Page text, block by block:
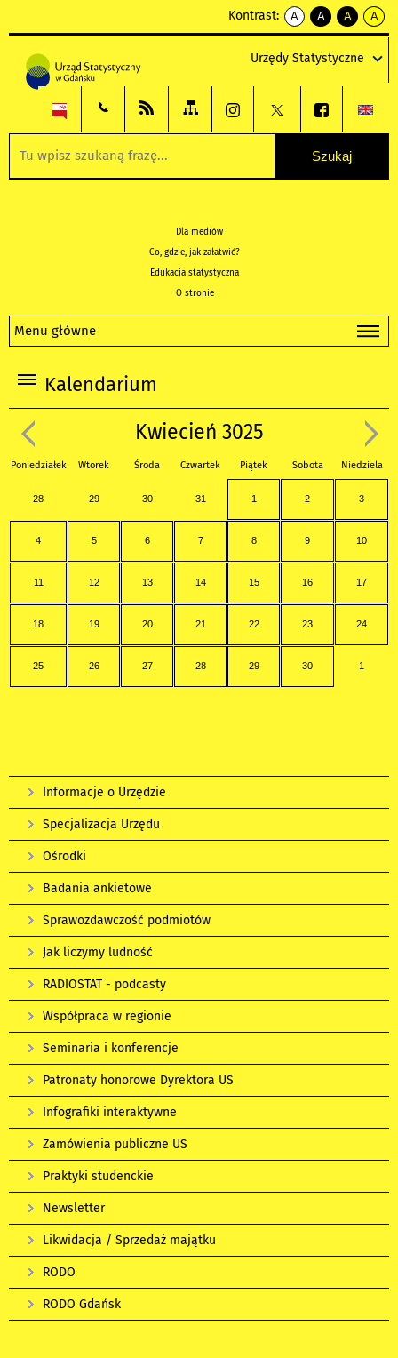
Kontrast:
A
kontrast
A
kontrast
tekst
czarnym
A
kontrast
tekst
czarnym
A
tekst
żółtym
Urzędy Statystyczne
Dla mediów
Co, gdzie, jak załatwić?
Edukacja statystyczna
O stronie
Menu główne
Kalendarium
Kwiecień 3025
Poniedziałek Wtorek Środa Czwartek Piątek Sobota Niedziela
28 29 30 31 1 2 3
4 5 6 7 8 9 10
11 12 13 14 15 16 17
18 19 20 21 22 23 24
25 26 27 28 29 30 1
Informacje o Urzędzie
Specjalizacja Urzędu
Ośrodki
Badania ankietowe
Sprawozdawczość podmiotów
Jak liczymy ludność
RADIOSTAT - podcasty
Współpraca w regionie
Seminaria i konferencje
Patronaty honorowe Dyrektora US
Infografiki interaktywne
Zamówienia publiczne US
Praktyki studenckie
Newsletter
Likwidacja / Sprzedaż majątku
RODO
RODO Gdańsk